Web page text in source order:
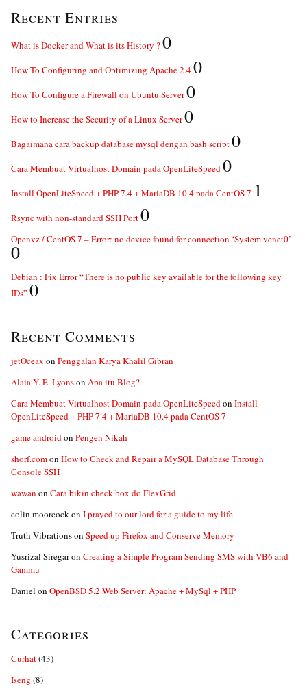
Recent Entries
What is Docker and What is its History ?0
How To Configuring and Optimizing Apache 2.40
How To Configure a Firewall on Ubuntu Server0
How to Increase the Security of a Linux Server0
Bagaimana cara backup database mysql dengan bash script0
Cara Membuat Virtualhost Domain pada OpenLiteSpeed0
Install OpenLiteSpeed + PHP 7.4 + MariaDB 10.4 pada CentOS 7 1
Rsync with non-standard SSH Port0
Openvz / CentOS 7 – Error: no device found for connection ‘System venet0’
0
Debian : Fix Error “There is no public key available for the following key
IDs” 0
Recent Comments
jetOceax on Penggalan Karya Khalil Gibran
Alaia Y. E. Lyonson Apa itu Blog?
Cara Membuat Virtualhost Domain pada OpenLiteSpeedon Install
OpenLiteSpeed + PHP 7.4 + MariaDB 10.4 pada CentOS 7
game androidon Pengen Nikah
shorf.comon How to Check and Repair a MySQL Database Through
Console SSH
wawan on Cara bikin check box do FlexGrid
colin moorcockon I prayed to our lord for a guide to my life
Truth Vibrationson Speed up Firefox and Conserve Memory
Yusrizal Siregaron Creating a Simple Program Sending SMS with VB6 and
Gammu
Daniel on OpenBSD 5.2 Web Server: Apache + MySql + PHP
Categories
Curhat(43)
Iseng (8)